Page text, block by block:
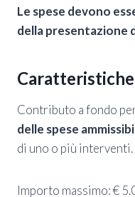
Le spese devono
della presentazione
Contributo a fondo
delle spese
di uno o più interventi.
Importo massimo: €